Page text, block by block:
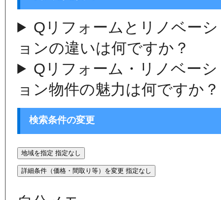
Q リフォームとリノベーシ
ョンの違いは何ですか？
Q リフォーム・リノベーシ
ョン物件の魅力は何ですか？
検索条件の変更
地域を指定 指定なし
詳細条件（価格・間取り等）を変更 指定なし